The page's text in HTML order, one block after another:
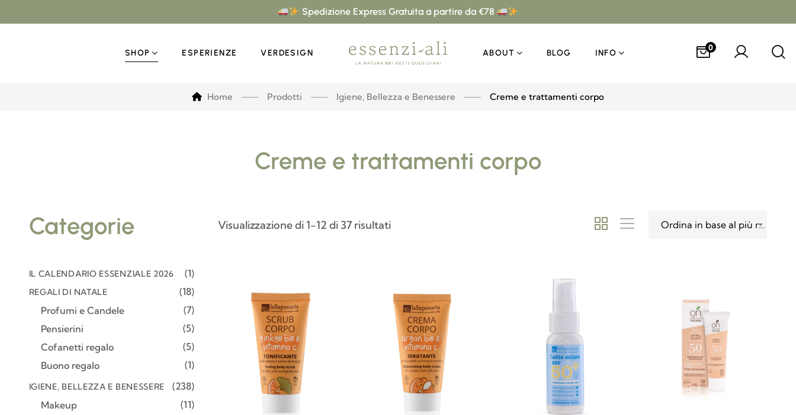
Spedizione Express Gratuita a partire da €78
SHOP ESPERIENZE VERDESIGN ABOUT BLOG INFO
0
Home Prodotti Igiene, Bellezza e Benessere Creme e trattamenti corpo
Creme e trattamenti corpo
Visualizzazione di 1-12 di 37 risultati Ordina in base al più recente
Categorie
IL CALENDARIO ESSENZIALE 2026 1
REGALI DI NATALE
18
Profumi e Candele
7
Pensierini
5
Cofanetti regalo
5
Buono regalo
1
IGIENE, BELLEZZA E BENESSERE
238
Makeup
11